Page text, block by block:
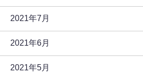
2021年7月
2021年6月
2021年5月